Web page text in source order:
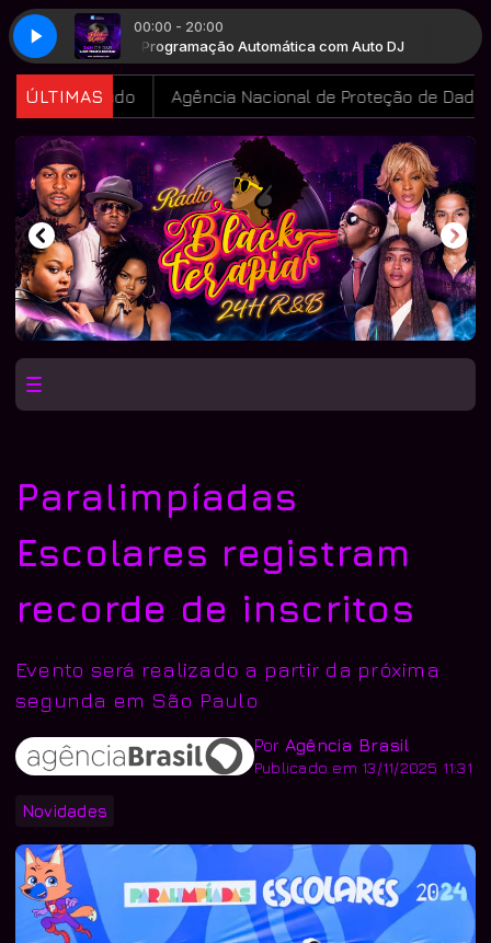
00:00 - 20:00
DJ Programação Automática com Auto DJ
ÚLTIMAS
estudo Agência Nacional de Proteção de Dados
Paralimpíadas
Escolares registram
recorde de inscritos
Evento será realizado a partir da próxima
segunda em São Paulo
Por Agência Brasil
Publicado em 13/11/2025 11:31
Novidades